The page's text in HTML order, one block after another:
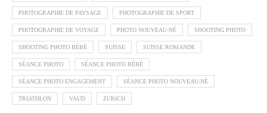
PHOTOGRAPHIE DE PAYSAGE PHOTOGRAPHIE DE SPORT
PHOTOGRAPHIE DE VOYAGE PHOTO NOUVEAU-NÉ SHOOTING PHOTO
SHOOTING PHOTO BÉBÉ SUISSE SUISSE ROMANDE
SÉANCE PHOTO SÉANCE PHOTO BÉBÉ
SÉANCE PHOTO ENGAGEMENT SÉANCE PHOTO NOUVEAU-NÉ
TRIATHLON VAUD ZURICH